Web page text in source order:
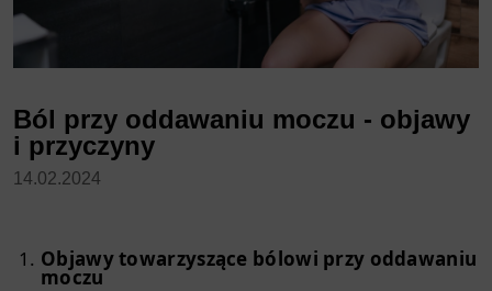
Ból przy oddawaniu moczu - objawy
i przyczyny
14.02.2024
Objawy towarzyszące bólowi przy oddawaniu
moczu